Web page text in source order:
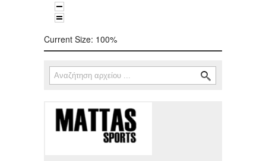
Current Size: 100%
Φόρμα αναζήτησης
Αναζήτηση